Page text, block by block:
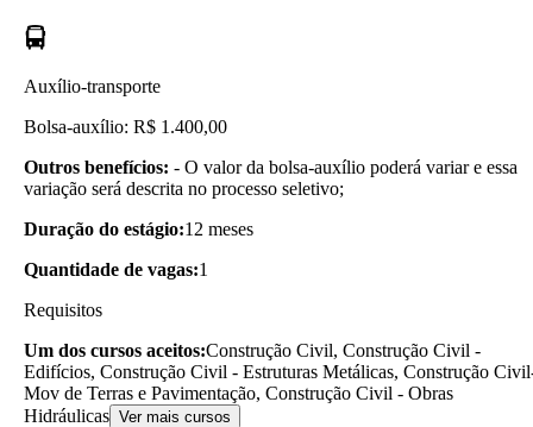
Auxílio-transporte
Bolsa-auxílio: R$ 1.400,00
Outros benefícios: - O valor da bolsa-auxílio poderá variar e essa
variação será descrita no processo seletivo;
Duração do estágio:12 meses
Quantidade de vagas:1
Requisitos
Um dos cursos aceitos:Construção Civil, Construção Civil -
Edifícios, Construção Civil - Estruturas Metálicas, Construção
Mov de Terras e Pavimentação, Construção Civil - Obras
Hidráulicas Ver mais cursos